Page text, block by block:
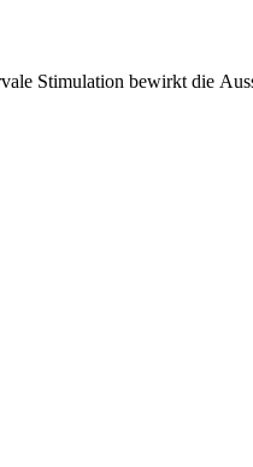
Stimulation bewirkt die